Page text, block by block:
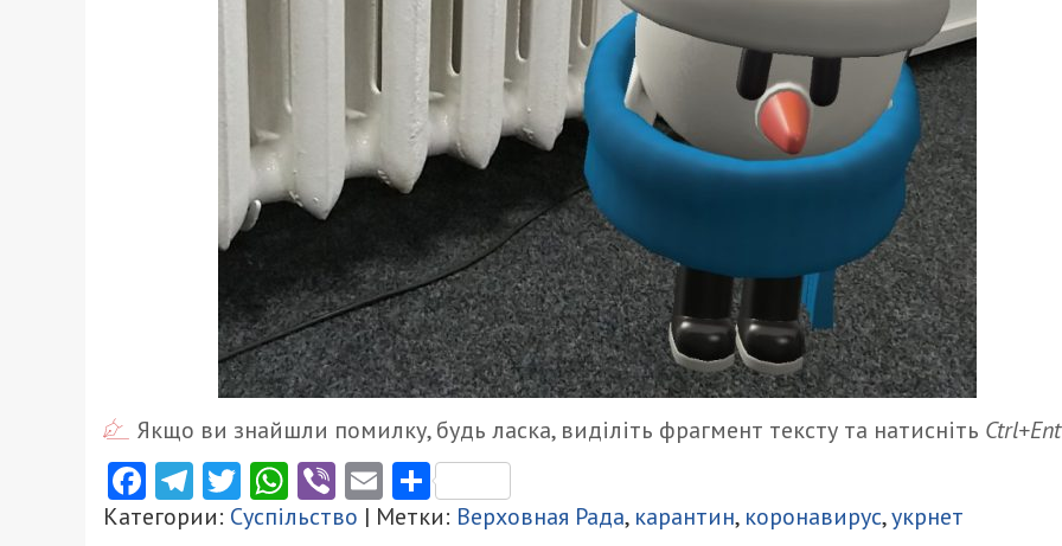
Якщо ви знайшли помилку, будь ласка, виділіть фрагмент тексту та натисніть
Facebook
Telegram
Twitter
WhatsApp
ViberEmailПоділитися
Категории: Суспільство | Метки: Верховная Рада, карантин, коронавирус,укрнет